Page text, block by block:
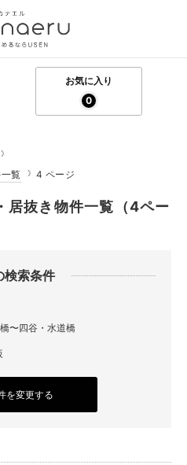
お気に入り
0
覧
4 ページ
居抜き物件一覧（4ペー
検索条件
〜四谷・水道橋
を変更する